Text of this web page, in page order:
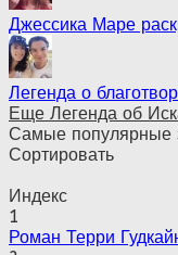
Джессика Маре
Легенда о
Еще Легенда об
Самые популярные
Сортировать
Индекс
1
Роман Терри